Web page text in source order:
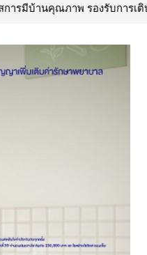
พรูเด็นเชียล ประเทศไทย